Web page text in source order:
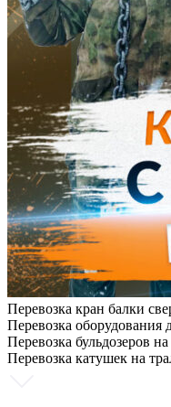
Перевозка кран балки
Перевозка оборудования
Перевозка бульдозеров
Перевозка катушек на